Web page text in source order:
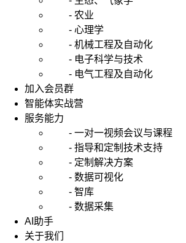
- 农业
- 心理学
- 机械工程及自动化
- 电子科学与技术
- 电气工程及自动化
加入会员群
智能体实战营
服务能力
- 一对一视频会议与课程
- 指导和定制技术支持
- 定制解决方案
- 数据可视化
- 智库
- 数据采集
AI助手
关于我们